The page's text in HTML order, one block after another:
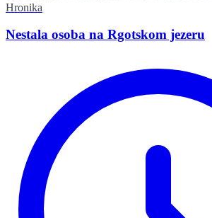
Hronika
Nestala osoba na Rgotskom jezeru